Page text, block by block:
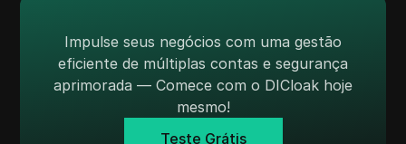
Impulse seus negócios com uma gestão
eficiente de múltiplas contas e segurança
aprimorada — Comece com o DICloak hoje
mesmo!
Teste Grátis